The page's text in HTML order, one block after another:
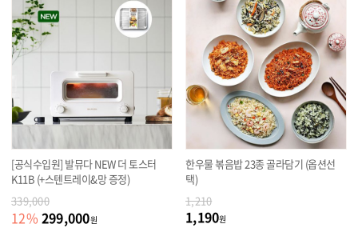
[공식수입원] 발뮤다 NEW 더 토스터
K11B (+스텐트레이&망 증정)
339,000
12% 299,000원
한우물 볶음밥 23종 골라담기 (옵션선
택)
1,210
1,190원